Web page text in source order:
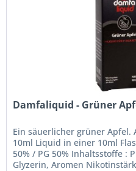
Damfaliquid - Grüner
Ein säuerlicher grüner Apfel.
10ml Liquid in einer 10ml
50% / PG 50% Inhaltsstoffe :
Glyzerin, Aromen